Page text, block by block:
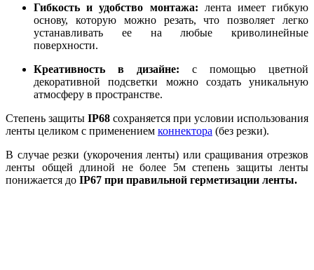
Гибкость и удобство монтажа: лента имеет гибкую
основу, которую можно резать, что позволяет легко
устанавливать ее на любые криволинейные
поверхности.
Креативность в дизайне: с помощью цветной
декоративной подсветки можно создать уникальную
атмосферу в пространстве.
Степень защиты IP68 сохраняется при условии использования
ленты целиком с применением коннектора (без резки).
В случае резки (укорочения ленты) или сращивания отрезков
ленты общей длиной не более 5м степень защиты ленты
понижается до IP67 при правильной герметизации ленты.